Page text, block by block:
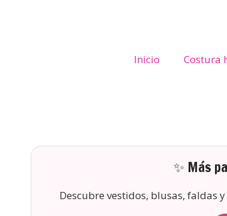
Inicio Costura
✨ Más
Descubre vestidos, blusas, faldas